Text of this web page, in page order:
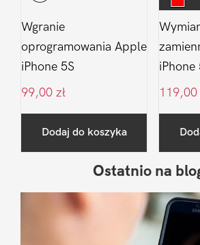
Wgranie
oprogramowania Apple
iPhone 5S
99,00 zł
Dodaj do koszyka
iPhone
119,00
Sidebar
Ostatnio na